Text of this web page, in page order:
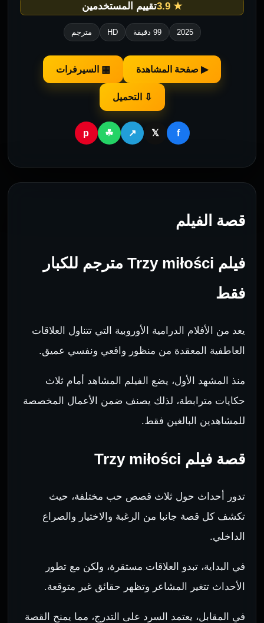
★ 3.9 تقييم المستخدمين
2025 99 دقيقة HD مترجم
▶ صفحة المشاهدة ▦ السيرفرات
⇩ التحميل
f
𝕏
↗
☘
p
قصة الفيلم
فيلم Trzy miłości مترجم للكبار
فقط
يعد من الأفلام الدرامية الأوروبية التي تتناول العلاقات
العاطفية المعقدة من منظور واقعي ونفسي عميق.
منذ المشهد الأول، يضع الفيلم المشاهد أمام ثلاث
حكايات مترابطة، لذلك يصنف ضمن الأعمال المخصصة
للمشاهدين البالغين فقط.
قصة فيلم Trzy miłości
تدور أحداث حول ثلاث قصص حب مختلفة، حيث
تكشف كل قصة جانبا من الرغبة والاختيار والصراع
الداخلي.
في البداية، تبدو العلاقات مستقرة، ولكن مع تطور
الأحداث تتغير المشاعر وتظهر حقائق غير متوقعة.
في المقابل، يعتمد السرد على التدرج، مما يمنح القصة